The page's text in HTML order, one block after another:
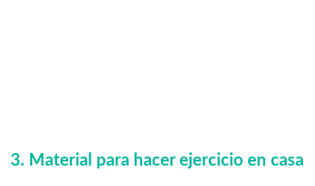
3. Material para hacer ejercicio en casa